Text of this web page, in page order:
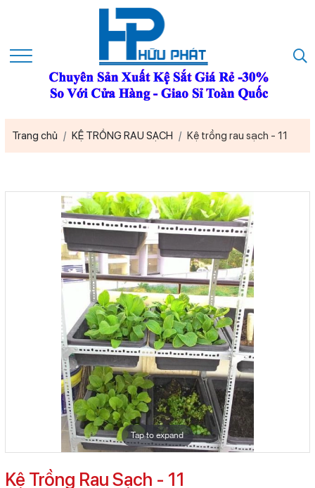
Trang chủ KỆ TRỒNG RAU SẠCH Kệ trồng rau sạch - 11
Tap to expand
Kệ Trồng Rau Sạch - 11